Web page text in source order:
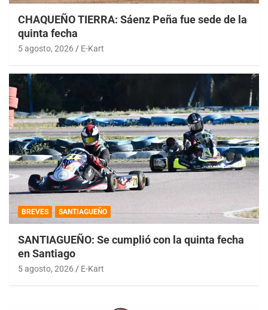
CHAQUEÑO TIERRA: Sáenz Peña fue sede de la
quinta fecha
5 agosto, 2026 E-Kart
BREVES SANTIAGUEÑO
SANTIAGUEÑO: Se cumplió con la quinta fecha
en Santiago
5 agosto, 2026 E-Kart